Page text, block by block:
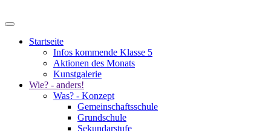
Startseite
Infos kommende Klasse 5
Aktionen des Monats
Kunstgalerie
Wie? - anders!
Was? - Konzept
Gemeinschaftsschule
Grundschule
Sekundarstufe